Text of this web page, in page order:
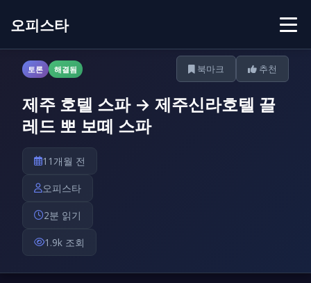
오피스타
토론 해결됨 북마크 추천
제주 호텔 스파 → 제주신라호텔 끌
레드 뽀 보떼 스파
11개월 전
오피스타
2분 읽기
1.9k 조회